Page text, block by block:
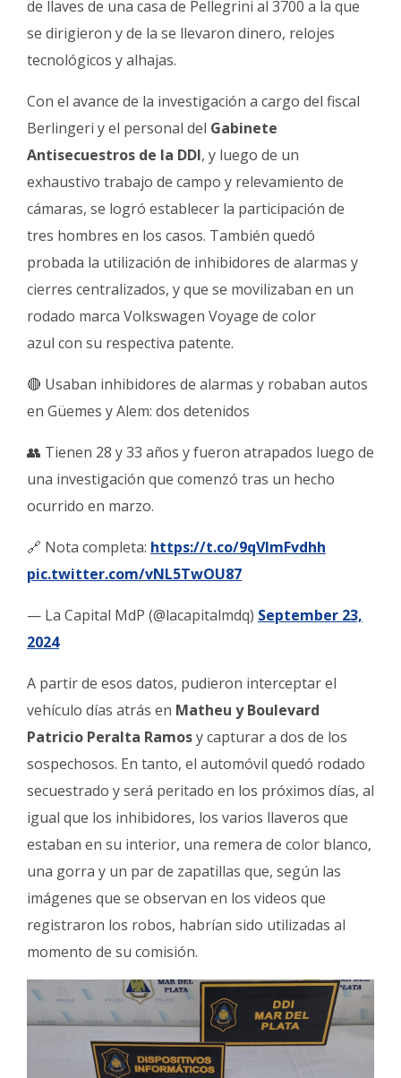
de llaves de una casa de Pellegrini al 3700 a la que
se dirigieron y de la se llevaron dinero, relojes
tecnológicos y alhajas.
Con el avance de la investigación a cargo del fiscal
Berlingeri y el personal del Gabinete
Antisecuestros de la DDI, y luego de un
exhaustivo trabajo de campo y relevamiento de
cámaras, se logró establecer la participación de
tres hombres en los casos. También quedó
probada la utilización de inhibidores de alarmas y
cierres centralizados, y que se movilizaban en un
rodado marca Volkswagen Voyage de color
azul con su respectiva patente.
🔴 Usaban inhibidores de alarmas y robaban autos
en Güemes y Alem: dos detenidos
👥 Tienen 28 y 33 años y fueron atrapados luego de
una investigación que comenzó tras un hecho
ocurrido en marzo.
🔗 Nota completa: https://t.co/9qVImFvdhh
pic.twitter.com/vNL5TwOU87
— La Capital MdP (@lacapitalmdq) September 23,
2024
A partir de esos datos, pudieron interceptar el
vehículo días atrás en Matheu y Boulevard
Patricio Peralta Ramosy capturar a dos de los
sospechosos. En tanto, el automóvil quedó rodado
secuestrado y será peritado en los próximos días, al
igual que los inhibidores, los varios llaveros que
estaban en su interior, una remera de color blanco,
una gorra y un par de zapatillas que, según las
imágenes que se observan en los videos que
registraron los robos, habrían sido utilizadas al
momento de su comisión.